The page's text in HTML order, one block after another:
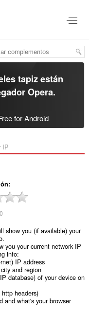
tapiz están
Opera.
for Android
IP‎
show you (if available) your
you your current network IP
info:
IP address
and region
database) of your device on
headers)
and what's your browser